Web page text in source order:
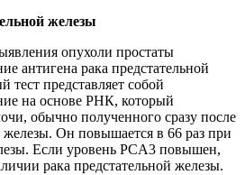
железы
опухоли простаты
антигена рака предстательной
представляет собой
на основе РНК, который
обычно полученного сразу после
железы. Он повышается в 66 раз при
Если уровень PCA3 повышен,
рака предстательной железы.